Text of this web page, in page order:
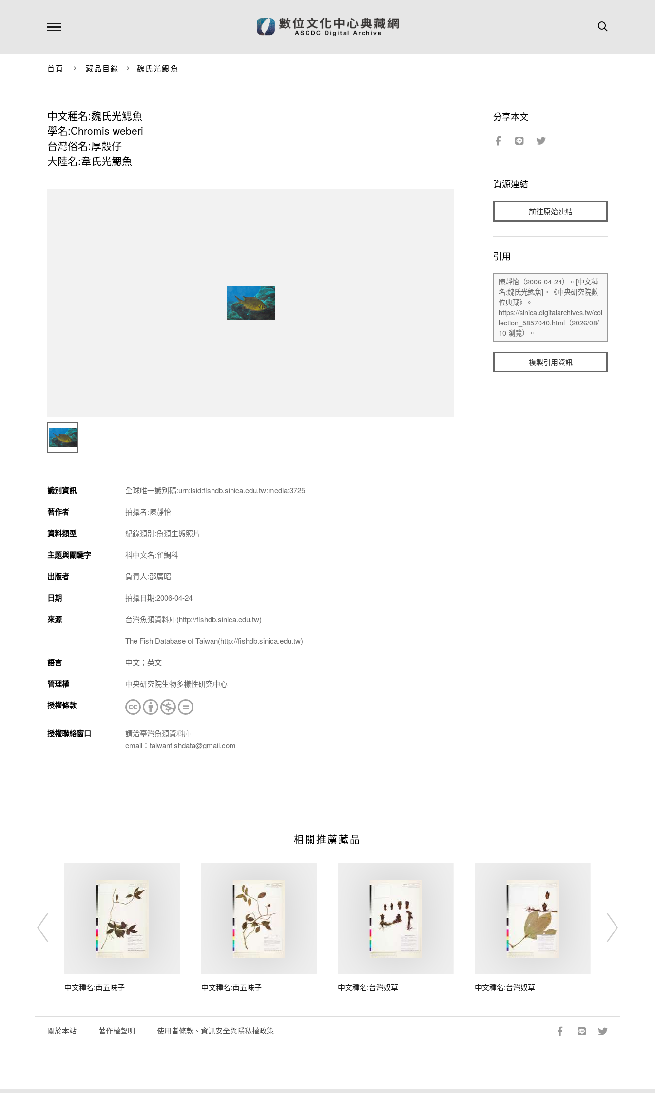
首頁 藏品目錄 魏氏光鰓魚
中文種名:魏氏光鰓魚
學名:Chromis weberi
台灣俗名:厚殼仔
大陸名:韋氏光鰓魚
識別資訊 全球唯一識別碼:urn:lsid:fishdb.sinica.edu.tw:media:3725
著作者 拍攝者:陳靜怡
資料類型 紀錄類別:魚類生態照片
主題與關鍵字 科中文名:雀鯛科
出版者 負責人:邵廣昭
日期 拍攝日期:2006-04-24
來源 台灣魚類資料庫(http://fishdb.sinica.edu.tw)
The Fish Database of Taiwan(http://fishdb.sinica.edu.tw)
語言 中文；英文
管理權 中央研究院生物多樣性研究中心
授權條款
授權聯絡窗口
請洽臺灣魚類資料庫
email：taiwanfishdata@gmail.com
分享本文
資源連結
前往原始連結
引用
複製引用資訊
相關推薦藏品
中文種名:南五味子 中文種名:南五味子 中文種名:台灣奴草 中文種名:台灣奴草
關於本站 著作權聲明 使用者條款、資訊安全與隱私權政策